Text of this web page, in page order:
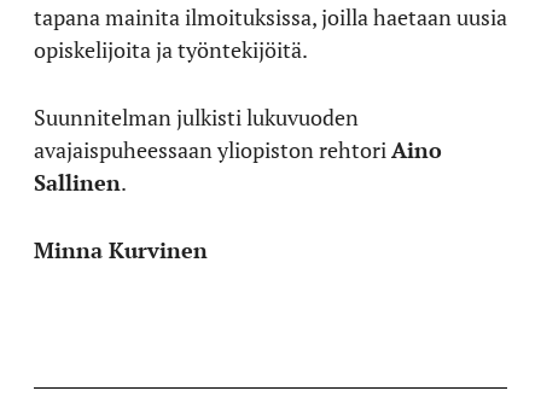
tapana mainita ilmoituksissa, joilla haetaan uusia
opiskelijoita ja työntekijöitä.
Suunnitelman julkisti lukuvuoden
avajaispuheessaan yliopiston rehtori Aino
Sallinen.
Minna Kurvinen